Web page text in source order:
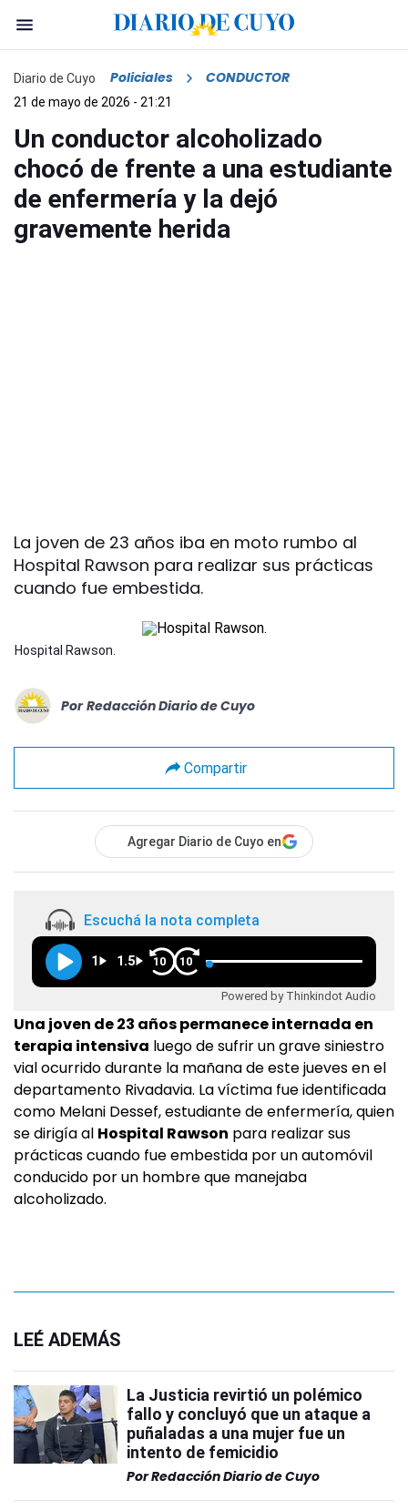
Diario de Cuyo Policiales CONDUCTOR
21 de mayo de 2026 - 21:21
Un conductor alcoholizado
chocó de frente a una estudiante
de enfermería y la dejó
gravemente herida
La joven de 23 años iba en moto rumbo al
Hospital Rawson para realizar sus prácticas
cuando fue embestida.
Hospital Rawson.
Por Redacción Diario de Cuyo
Compartir
Agregar Diario de Cuyo en
Escuchá la nota completa
1 1.5 10 10
Powered by Thinkindot Audio
Una joven de 23 años permanece internada en
terapia intensiva luego de sufrir un grave siniestro
vial ocurrido durante la mañana de este jueves en el
departamento Rivadavia. La víctima fue identificada
como Melani Dessef, estudiante de enfermería, quien
se dirigía al Hospital Rawson para realizar sus
prácticas cuando fue embestida por un automóvil
conducido por un hombre que manejaba
alcoholizado.
LEÉ ADEMÁS
La Justicia revirtió un polémico
fallo y concluyó que un ataque a
puñaladas a una mujer fue un
intento de femicidio
PorRedacción Diario de Cuyo